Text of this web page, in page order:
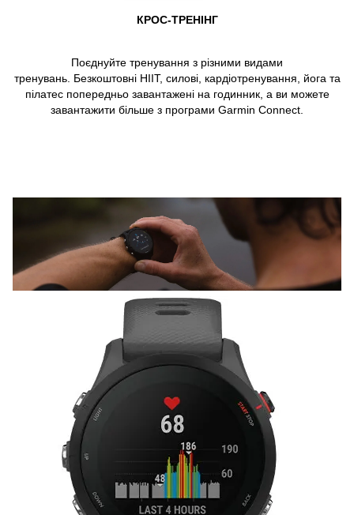
КРОС-ТРЕНІНГ
Поєднуйте тренування з різними видами
тренувань. Безкоштовні HIIT, силові, кардіотренування, йога та
пілатес попередньо завантажені на годинник, а ви можете
завантажити більше з програми Garmin Connect.